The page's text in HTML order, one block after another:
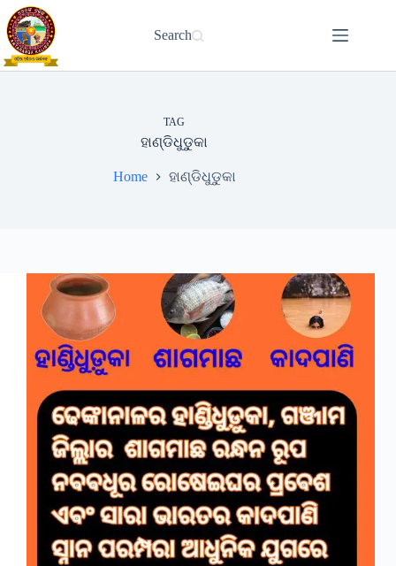
Skip
to
content
Search
TAG
ହାଣ୍ଡିଧୁଡୁ଼କା
Home ହାଣ୍ଡିଧୁଡୁ଼କା